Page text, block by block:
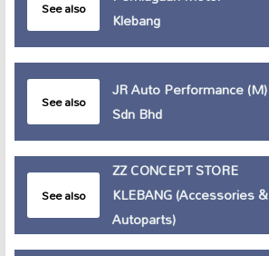
See also
Klebang
See also
JR Auto Performance (M)
Sdn Bhd
See also
ZZ CONCEPT STORE
KLEBANG (Accessories &
Autoparts)